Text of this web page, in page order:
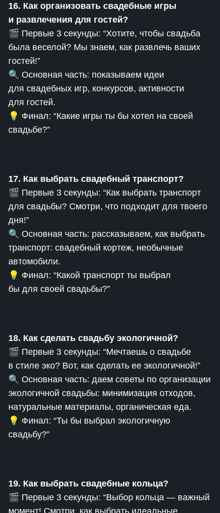
16. Как организовать свадебные игры
и развлечения для гостей?
🎬 Первые 3 секунды: “Хотите, чтобы свадьба
была веселой? Мы знаем, как развлечь ваших
гостей!”
🔍 Основная часть: показываем идеи
для свадебных игр, конкурсов, активности
для гостей.
💡 Финал: “Какие игры ты бы хотел на своей
свадьбе?”
17. Как выбрать свадебный транспорт?
🎬 Первые 3 секунды: “Как выбрать транспорт
для свадьбы? Смотри, что подходит для твоего
дня!”
🔍 Основная часть: рассказываем, как выбрать
транспорт: свадебный кортеж, необычные
автомобили.
💡 Финал: “Какой транспорт ты выбрал
бы для своей свадьбы?”
18. Как сделать свадьбу экологичной?
🎬 Первые 3 секунды: “Мечтаешь о свадьбе
в стиле эко? Вот, как сделать ее экологичной!”
🔍 Основная часть: даем советы по организации
экологичной свадьбы: минимизация отходов,
натуральные материалы, органическая еда.
💡 Финал: “Ты бы выбрал экологичную
свадьбу?”
19. Как выбрать свадебные кольца?
🎬 Первые 3 секунды: “Выбор кольца — важный
момент! Смотри, как выбрать идеальные